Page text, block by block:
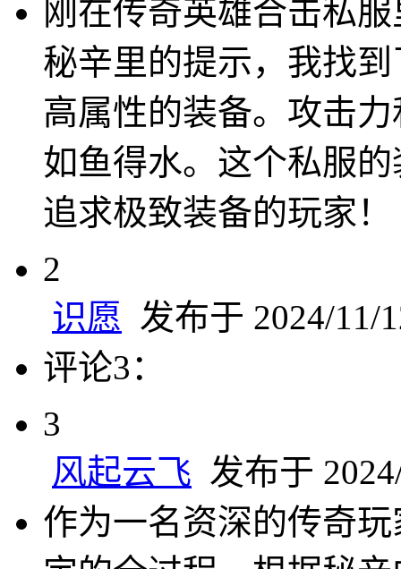
刚在传奇英雄合击私
秘辛里的提示，我找
高属性的装备。攻击
如鱼得水。这个私服
追求极致装备的玩家！
2
识愿 发布于 2024/11/
评论3：
3
风起云飞 发布于
作为一名资深的传奇